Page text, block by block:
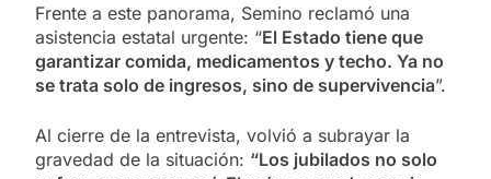
Frente a este panorama, Semino reclamó una
asistencia estatal urgente: “El Estado tiene que
garantizar comida, medicamentos y techo. Ya no
se trata solo de ingresos, sino de supervivencia”.
Al cierre de la entrevista, volvió a subrayar la
gravedad de la situación: “Los jubilados no solo